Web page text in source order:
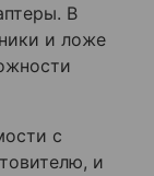
В
и ложе
с
и